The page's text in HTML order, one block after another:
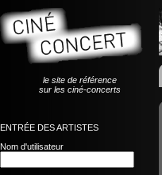
le site de référence
sur les ciné-concerts
ENTRÉE DES ARTISTES
Nom d'utilisateur